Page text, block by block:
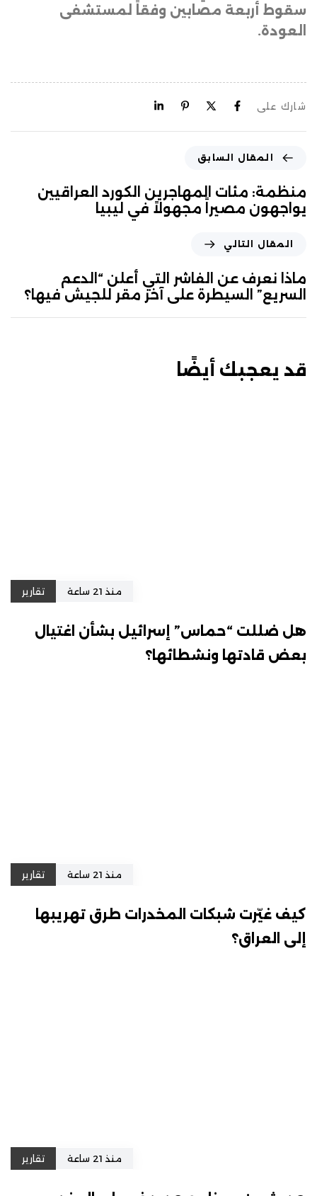
سقوط أربعة مصابين وفقاً لمستشفى
العودة.
شارك على
المقال السابق
منظمة: مئات المهاجرين الكورد العراقيين
يواجهون مصيراً مجهولاً في ليبيا
المقال التالي
ماذا نعرف عن الفاشر التي أعلن “الدعم
السريع” السيطرة على آخر مقر للجيش فيها؟
قد يعجبك أيضًا
منذ 21 ساعة تقارير
هل ضللت “حماس” إسرائيل بشأن اغتيال
بعض قادتها ونشطائها؟
منذ 21 ساعة تقارير
كيف غيّرت شبكات المخدرات طرق تهريبها
إلى العراق؟
منذ 21 ساعة تقارير